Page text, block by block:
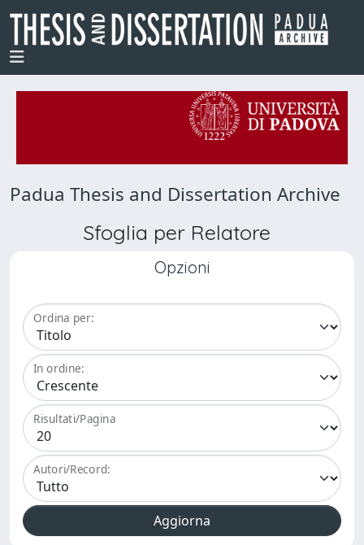
Padua Thesis and Dissertation Archive
Sfoglia per Relatore
Opzioni
Ordina per:
In ordine:
Risultati/Pagina
Autori/Record: